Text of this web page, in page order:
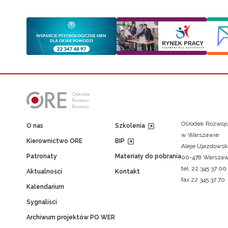
O nas
Kierownictwo ORE
Patronaty
Aktualności
Kalendarium
Sygnaliści
Archiwum projektów PO WER
Szkolenia
BIP
Materiały do pobrania
Kontakt
Ośrodek
w Warszawie
Aleje
00-478
tel. 22 345 37 00
fax 22 345 37 70